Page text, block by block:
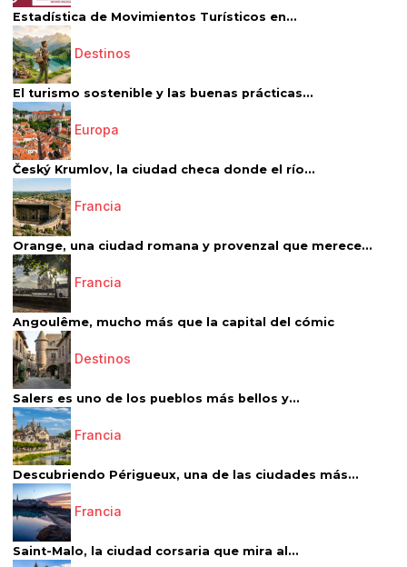
Estadística de Movimientos Turísticos en...
Destinos
El turismo sostenible y las buenas prácticas...
Europa
Český Krumlov, la ciudad checa donde el río...
Francia
Orange, una ciudad romana y provenzal que merece...
Francia
Angoulême, mucho más que la capital del cómic
Destinos
Salers es uno de los pueblos más bellos y...
Francia
Descubriendo Périgueux, una de las ciudades más...
Francia
Saint-Malo, la ciudad corsaria que mira al...